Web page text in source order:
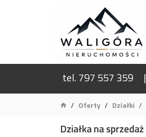
tel. 797 557 359
Oferty Działki
Działka na sprzedaż